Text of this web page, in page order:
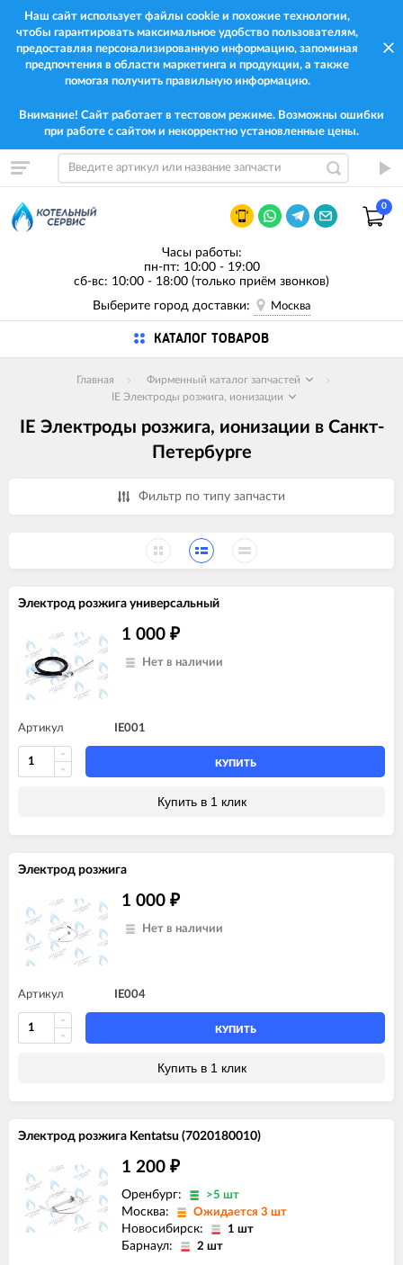
Наш сайт использует файлы cookie и похожие технологии,
чтобы гарантировать максимальное удобство пользователям,
предоставляя персонализированную информацию, запоминая
предпочтения в области маркетинга и продукции, а также
помогая получить правильную информацию.
Внимание! Сайт работает в тестовом режиме. Возможны ошибки
при работе с сайтом и некорректно установленные цены.
0
Часы работы:
пн-пт: 10:00 - 19:00
сб-вс: 10:00 - 18:00 (только приём звонков)
Выберите город доставки:
Москва
КАТАЛОГ ТОВАРОВ
Главная
Фирменный каталог запчастей
IE Электроды розжига, ионизации
IE Электроды розжига, ионизации в Санкт-
Петербурге
Фильтр по типу запчасти
Электрод розжига универсальный
1 000 ₽
Нет в наличии
Артикул IE001
КУПИТЬ
Купить в 1 клик
Электрод розжига
1 000 ₽
Нет в наличии
Артикул IE004
КУПИТЬ
Купить в 1 клик
Электрод розжига Kentatsu (7020180010)
1 200 ₽
Оренбург: >5 шт
Москва: Ожидается 3 шт
Новосибирск: 1 шт
Барнаул: 2 шт